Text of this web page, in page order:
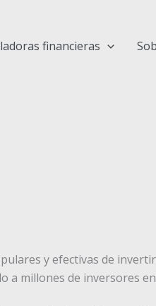
financieras
y efectivas de
a millones de inversores